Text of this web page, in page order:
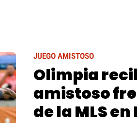
JUEGO AMISTOSO
Olimpia
amistoso
de la MLS